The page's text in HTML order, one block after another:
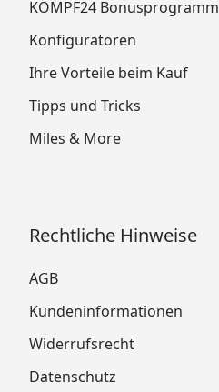
KÖMPF24 Bonusprogramm
Konfiguratoren
Ihre Vorteile beim Kauf
Tipps und Tricks
Miles & More
Rechtliche Hinweise
AGB
Kundeninformationen
Widerrufsrecht
Datenschutz